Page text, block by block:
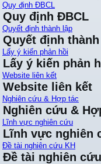
Quy định ĐBCL
Quy định ĐBCL
Quyết định thành lập
Quyết định
Lấy ý kiến phản hồi
Lấy ý kiến phản
Website liên kết
Website liên kết
Nghiên cứu & Hợp tác
Nghiên cứu &
Lĩnh vực nghiên cứu
Lĩnh vực nghiên
Đề tài nghiên cứu KH
Đề tài nghiên